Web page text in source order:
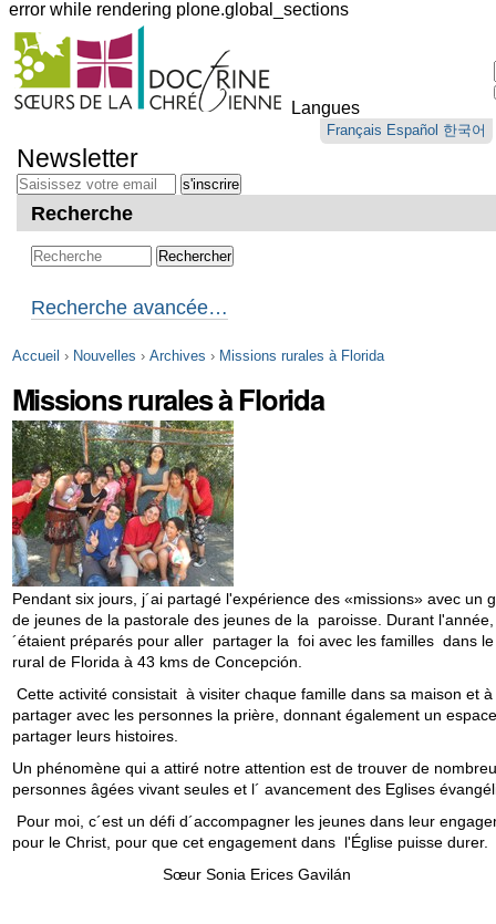
error while rendering plone.global_sections
Outils
personnels
Langues
Français Español 한국어
au
contenu.
Aller
navigation
Newsletter
Recherche
Recherche avancée…
Accueil › Nouvelles › Archives › Missions rurales à Florida
Missions rurales à Florida
Pendant six jours, j´ai partagé l'expérience des «missions» avec un
de jeunes de la pastorale des jeunes de la paroisse. Durant l'année,
´étaient préparés pour aller partager la foi avec les familles dans le
rural de Florida à 43 kms de Concepción.
Cette activité consistait à visiter chaque famille dans sa maison et à
partager avec les personnes la prière, donnant également un
partager leurs histoires.
Un phénomène qui a attiré notre attention est de trouver de
personnes âgées vivant seules et l´ avancement des Eglises
Pour moi, c´est un défi d´accompagner les jeunes dans leur
pour le Christ, pour que cet engagement dans l'Église puisse durer.
Sœur Sonia Erices Gavilán